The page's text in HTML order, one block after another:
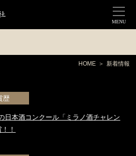
MENU
HOME 新着情報
歴
日本酒コンクール「ミラノ酒チャレン
！